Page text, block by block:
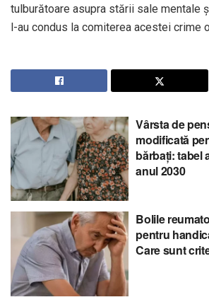
tulburătoare asupra stării sale mentale
l-au condus la comiterea acestei crime
Vârsta de
modificată
bărbați: tabel
anul 2030
Bolile
pentru
Care sunt